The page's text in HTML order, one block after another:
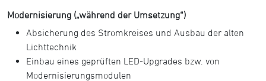
Modernisierung („während der Umsetzung“)
Absicherung des Stromkreises und Ausbau der alten
Lichttechnik
Einbau eines geprüften LED-Upgrades bzw. von
Modernisierungsmodulen